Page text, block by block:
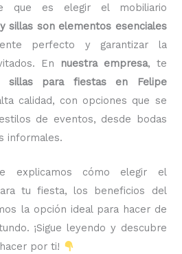
que es elegir el mobiliario
sillas son elementos esenciales
perfecto y garantizar la
En
nuestra empresa, te
sillas para fiestas en Felipe
calidad, con opciones que se
de eventos, desde bodas
informales.
explicamos cómo elegir el
tu fiesta, los beneficios del
la opción ideal para hacer de
¡Sigue leyendo y descubre
por ti!